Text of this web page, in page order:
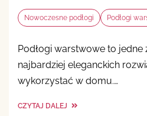
Nowoczesne podłogi Podłogi
Podłogi warstwowe to jedne
najbardziej eleganckich
wykorzystać w domu.…
CZYTAJ DALEJ